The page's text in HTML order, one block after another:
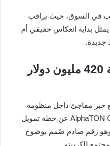
في السوق، حيث يراقب
يمثل بداية انعكاس حقيقي أم
خطة AlphaTON بقيمة 420 مليون دولار
خبر مفاجئ داخل منظومة
تونكوين، بعدما أعلنت شركة AlphaTON Capital عن خطة تمويل
دولار، وهو رقم صادم صُمم بوضوح